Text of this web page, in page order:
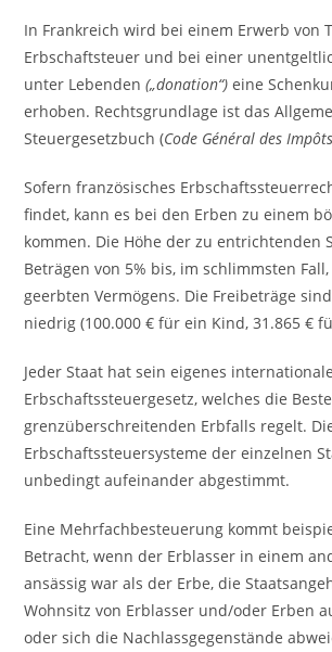
In Frankreich wird bei einem Erwerb von
Erbschaftsteuer und bei einer
unter Lebenden(„donation“) eine
erhoben. Rechtsgrundlage ist das
Steuergesetzbuch (Code Général des Impôts
Sofern französisches
findet, kann es bei den Erben zu einem
kommen. Die Höhe der zu entrichtenden
Beträgen von 5% bis, im schlimmsten
geerbten Vermögens. Die Freibeträge
niedrig (100.000 € für ein Kind, 31.865 €
Jeder Staat hat sein eigenes
Erbschaftssteuergesetz, welches die
grenzüberschreitenden Erbfalls regelt.
Erbschaftssteuersysteme der einzelnen
unbedingt aufeinander abgestimmt.
Eine Mehrfachbesteuerung kommt
Betracht, wenn der Erblasser in einem
ansässig war als der Erbe, die
Wohnsitz von Erblasser und/oder Erben
oder sich die Nachlassgegenstände